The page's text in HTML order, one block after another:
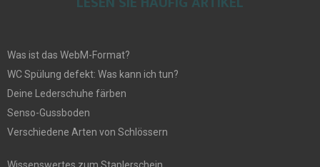
Was ist das WebM-Format?
WC Spülung defekt: Was kann ich tun?
Deine Lederschuhe färben
Senso-Gussboden
Verschiedene Arten von Schlössern